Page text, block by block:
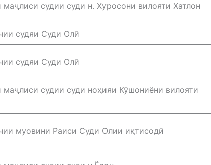
маҷлиси судии суди н. Хуросони вилояти Хатлон
судяи Суди Олӣ
судяи Суди Олӣ
маҷлиси судии суди ноҳияи Кӯшониёни вилояти
муовини Раиси Суди Олии иқтисодӣ